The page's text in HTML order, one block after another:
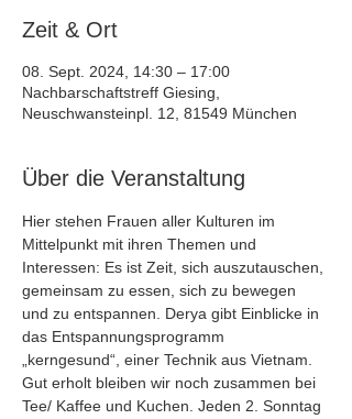
Zeit & Ort
08. Sept. 2024, 14:30 – 17:00
Nachbarschaftstreff Giesing,
Neuschwansteinpl. 12, 81549 München
Über die Veranstaltung
Hier stehen Frauen aller Kulturen im
Mittelpunkt mit ihren Themen und
Interessen: Es ist Zeit, sich auszutauschen,
gemeinsam zu essen, sich zu bewegen
und zu entspannen. Derya gibt Einblicke in
das Entspannungsprogramm
„kerngesund“, einer Technik aus Vietnam.
Gut erholt bleiben wir noch zusammen bei
Tee/ Kaffee und Kuchen. Jeden 2. Sonntag